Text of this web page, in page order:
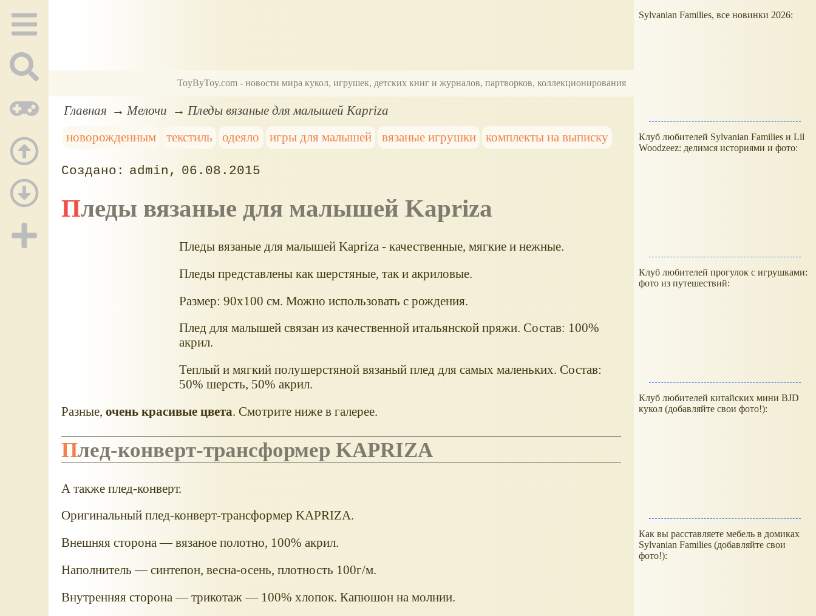
ToyByToy.com - новости мира кукол, игрушек, детских книг и журналов, партворков, коллекционирования
Главная Мелочи
Пледы вязаные для малышей Kapriza
новорожденным
текстиль одеяло игры для малышей вязаные игрушки комплекты на выписку
admin 06.08.2015
Пледы вязаные для малышей Kapriza
Пледы вязаные для малышей Kapriza - качественные, мягкие и нежные.
Пледы представлены как шерстяные, так и акриловые.
Размер: 90x100 см. Можно использовать с рождения.
Плед для малышей связан из качественной итальянской пряжи. Состав: 100%
акрил.
Теплый и мягкий полушерстяной вязаный плед для самых маленьких. Состав:
50% шерсть, 50% акрил.
Разные, очень красивые цвета. Смотрите ниже в галерее.
Плед-конверт-трансформер KAPRIZA
А также плед-конверт.
Оригинальный плед-конверт-трансформер KAPRIZA.
Внешняя сторона — вязаное полотно, 100% акрил.
Наполнитель — синтепон, весна-осень, плотность 100г/м.
Внутренняя сторона — трикотаж — 100% хлопок. Капюшон на молнии.
Sylvanian Families, все новинки 2026:
Клуб любителей Sylvanian Families и Lil
Woodzeez: делимся историями и фото:
Клуб любителей прогулок с игрушками:
фото из путешествий:
Клуб любителей китайских мини BJD
кукол (добавляйте свои фото!):
Как вы расставляете мебель в домиках
Sylvanian Families (добавляйте свои
фото!):